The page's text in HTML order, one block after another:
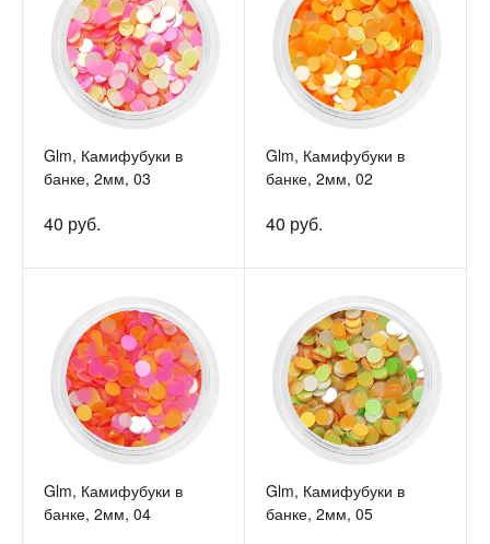
Glm, Камифубуки в
банке, 2мм, 03
40 руб.
Glm, Камифубуки в
банке, 2мм, 02
40 руб.
Glm, Камифубуки в
банке, 2мм, 04
Glm, Камифубуки в
банке, 2мм, 05